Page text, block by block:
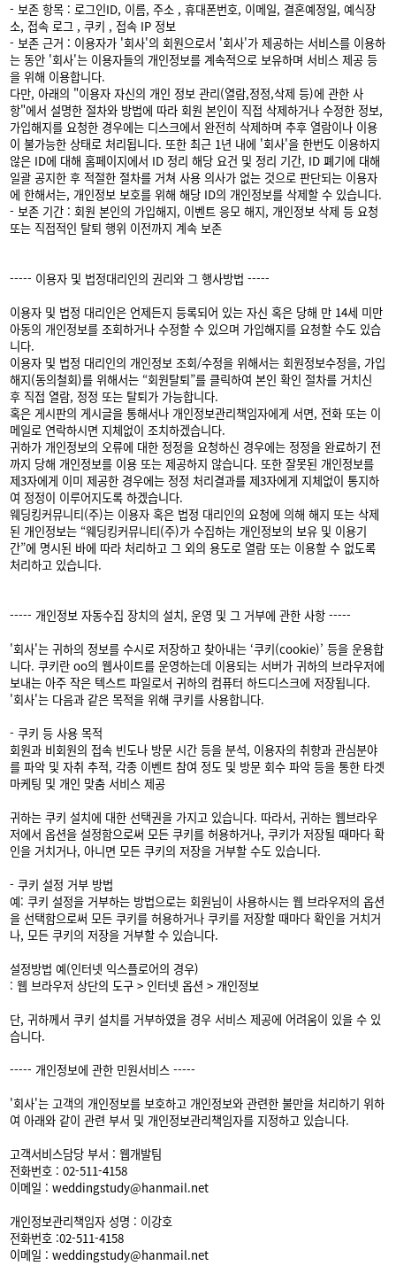
- 보존 항목 : 로그인ID, 이름, 주소 , 휴대폰번호, 이메일, 결혼예정일, 예식장
소, 접속 로그 , 쿠키 , 접속 IP 정보
- 보존 근거 : 이용자가 '회사'의 회원으로서 '회사'가 제공하는 서비스를 이용하
는 동안 '회사'는 이용자들의 개인정보를 계속적으로 보유하며 서비스 제공 등
을 위해 이용합니다.
다만, 아래의 "이용자 자신의 개인 정보 관리(열람,정정,삭제 등)에 관한 사
항"에서 설명한 절차와 방법에 따라 회원 본인이 직접 삭제하거나 수정한 정보,
가입해지를 요청한 경우에는 디스크에서 완전히 삭제하며 추후 열람이나 이용
이 불가능한 상태로 처리됩니다. 또한 최근 1년 내에 '회사'을 한번도 이용하지
않은 ID에 대해 홈페이지에서 ID 정리 해당 요건 및 정리 기간, ID 폐기에 대해
일괄 공지한 후 적절한 절차를 거쳐 사용 의사가 없는 것으로 판단되는 이용자
에 한해서는, 개인정보 보호를 위해 해당 ID의 개인정보를 삭제할 수 있습니다.
- 보존 기간 : 회원 본인의 가입해지, 이벤트 응모 해지, 개인정보 삭제 등 요청
또는 직접적인 탈퇴 행위 이전까지 계속 보존
----- 이용자 및 법정대리인의 권리와 그 행사방법 -----
이용자 및 법정 대리인은 언제든지 등록되어 있는 자신 혹은 당해 만 14세 미만
아동의 개인정보를 조회하거나 수정할 수 있으며 가입해지를 요청할 수도 있습
니다.
이용자 및 법정 대리인의 개인정보 조회/수정을 위해서는 회원정보수정을, 가입
해지(동의철회)를 위해서는 “회원탈퇴”를 클릭하여 본인 확인 절차를 거치신
후 직접 열람, 정정 또는 탈퇴가 가능합니다.
혹은 게시판의 게시글을 통해서나 개인정보관리책임자에게 서면, 전화 또는 이
메일로 연락하시면 지체없이 조치하겠습니다.
귀하가 개인정보의 오류에 대한 정정을 요청하신 경우에는 정정을 완료하기 전
까지 당해 개인정보를 이용 또는 제공하지 않습니다. 또한 잘못된 개인정보를
제3자에게 이미 제공한 경우에는 정정 처리결과를 제3자에게 지체없이 통지하
여 정정이 이루어지도록 하겠습니다.
웨딩킹커뮤니티(주)는 이용자 혹은 법정 대리인의 요청에 의해 해지 또는 삭제
된 개인정보는 “웨딩킹커뮤니티(주)가 수집하는 개인정보의 보유 및 이용기
간”에 명시된 바에 따라 처리하고 그 외의 용도로 열람 또는 이용할 수 없도록
처리하고 있습니다.
----- 개인정보 자동수집 장치의 설치, 운영 및 그 거부에 관한 사항 -----
'회사'는 귀하의 정보를 수시로 저장하고 찾아내는 ‘쿠키(cookie)’ 등을 운용합
니다. 쿠키란 oo의 웹사이트를 운영하는데 이용되는 서버가 귀하의 브라우저에
보내는 아주 작은 텍스트 파일로서 귀하의 컴퓨터 하드디스크에 저장됩니다.
'회사'는 다음과 같은 목적을 위해 쿠키를 사용합니다.
- 쿠키 등 사용 목적
회원과 비회원의 접속 빈도나 방문 시간 등을 분석, 이용자의 취향과 관심분야
를 파악 및 자취 추적, 각종 이벤트 참여 정도 및 방문 회수 파악 등을 통한 타겟
마케팅 및 개인 맞춤 서비스 제공
귀하는 쿠키 설치에 대한 선택권을 가지고 있습니다. 따라서, 귀하는 웹브라우
저에서 옵션을 설정함으로써 모든 쿠키를 허용하거나, 쿠키가 저장될 때마다 확
인을 거치거나, 아니면 모든 쿠키의 저장을 거부할 수도 있습니다.
- 쿠키 설정 거부 방법
예: 쿠키 설정을 거부하는 방법으로는 회원님이 사용하시는 웹 브라우저의 옵션
을 선택함으로써 모든 쿠키를 허용하거나 쿠키를 저장할 때마다 확인을 거치거
나, 모든 쿠키의 저장을 거부할 수 있습니다.
설정방법 예(인터넷 익스플로어의 경우)
: 웹 브라우저 상단의 도구 > 인터넷 옵션 > 개인정보
단, 귀하께서 쿠키 설치를 거부하였을 경우 서비스 제공에 어려움이 있을 수 있
습니다.
----- 개인정보에 관한 민원서비스 -----
'회사'는 고객의 개인정보를 보호하고 개인정보와 관련한 불만을 처리하기 위하
여 아래와 같이 관련 부서 및 개인정보관리책임자를 지정하고 있습니다.
고객서비스담당 부서 : 웹개발팀
전화번호 : 02-511-4158
이메일 : weddingstudy@hanmail.net
개인정보관리책임자 성명 : 이강호
전화번호 :02-511-4158
이메일 : weddingstudy@hanmail.net